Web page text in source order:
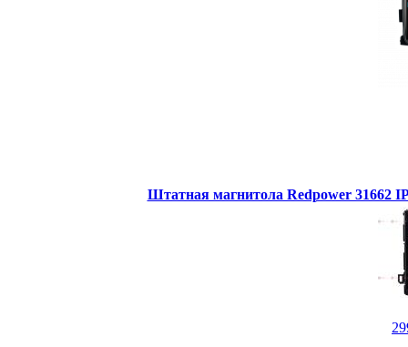
Штатная магнитола Redpower 31662